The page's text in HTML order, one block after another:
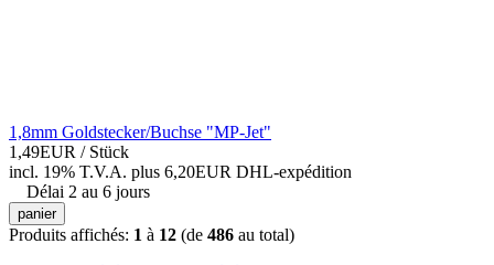
1,8mm Goldstecker/Buchse "MP-Jet"
1,49EUR / Stück
incl. 19% T.V.A. plus 6,20EUR DHL-expédition
Délai 2 au 6 jours
panier
Produits affichés: 1 à 12 (de 486 au total)